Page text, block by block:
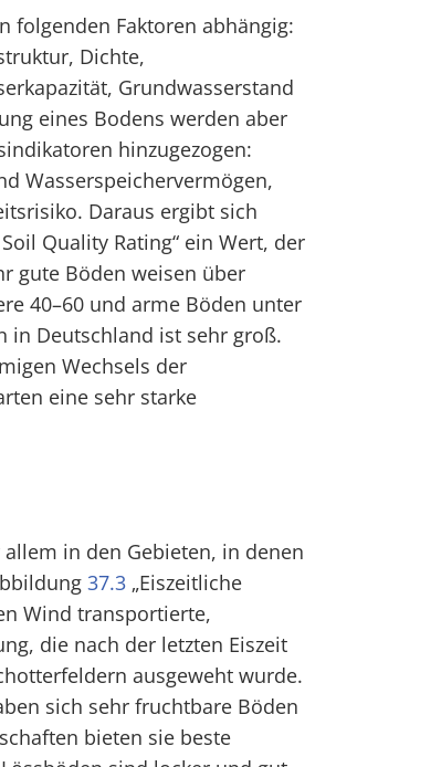
folgenden Faktoren abhängig:
Dichte,
Grundwasserstand
eines Bodens werden aber
hinzugezogen:
Wasserspeichervermögen,
Daraus ergibt sich
Quality Rating“ ein Wert, der
gute Böden weisen über
40–60 und arme Böden unter
in Deutschland ist sehr groß.
Wechsels der
eine sehr starke
in den Gebieten, in denen
37.3 „Eiszeitliche
Wind transportierte,
die nach der letzten Eiszeit
ausgeweht wurde.
sich sehr fruchtbare Böden
bieten sie beste